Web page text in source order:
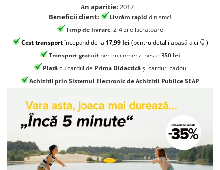
Jocuri invatat limba engleza
Jocuri si jucarii educative
Jocuri STEAM
Jucarii interactive
Jucării ȋndemânare
Masinute si trenulete
Roboti de jucarie
An aparitie: 2017
Beneficii client:
Livrăm rapid din stoc!
Timp de livrare: 2-4 zile lucrătoare
Cost transportîncepand de la 17,99 lei (pentru detalii apasă aici 👇 )
Transport gratuit pentru comenzi peste 350 lei
Platăcu cardul de Prima Didacticăși carduri cadou
Achizitii prin Sistemul Electronic de Achizitii Publice SEAP